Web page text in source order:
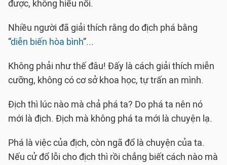
được, không hiểu nổi.
Nhiều người đã giải thích rằng do địch phá bằng
“diễn biến hòa bình”...
Không phải như thế đâu! Đấy là cách giải thích miễn
cưỡng, không có cơ sở khoa học, tự trấn an mình.
Địch thì lúc nào mà chả phá ta? Do phá ta nên nó
mới là địch. Địch mà không phá ta mới là chuyện lạ.
Phá là việc của địch, còn ngã đổ là chuyện của ta.
Nếu cử đổ lỗi cho địch thì rồi chẳng biết cách nào mà